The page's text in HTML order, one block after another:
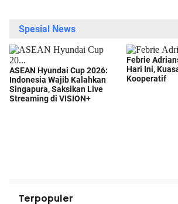
Terpopuler